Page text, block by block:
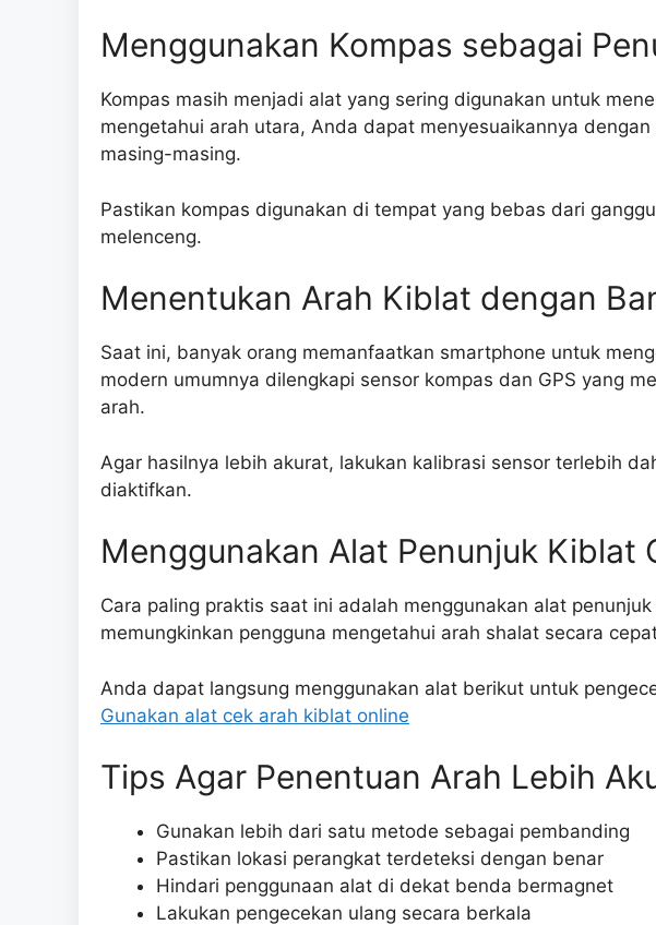
Menggunakan Kompas sebagai
Kompas masih menjadi alat yang sering digunakan untuk
mengetahui arah utara, Anda dapat menyesuaikannya
masing-masing.
Pastikan kompas digunakan di tempat yang bebas dari
melenceng.
Menentukan Arah Kiblat dengan
Saat ini, banyak orang memanfaatkan smartphone untuk
modern umumnya dilengkapi sensor kompas dan GPS yang
arah.
Agar hasilnya lebih akurat, lakukan kalibrasi sensor terlebih
diaktifkan.
Menggunakan Alat Penunjuk Kiblat
Cara paling praktis saat ini adalah menggunakan alat
memungkinkan pengguna mengetahui arah shalat secara
Anda dapat langsung menggunakan alat berikut untuk
Gunakan alat cek arah kiblat online
Tips Agar Penentuan Arah Lebih
Gunakan lebih dari satu metode sebagai pembanding
Pastikan lokasi perangkat terdeteksi dengan benar
Hindari penggunaan alat di dekat benda bermagnet
Lakukan pengecekan ulang secara berkala